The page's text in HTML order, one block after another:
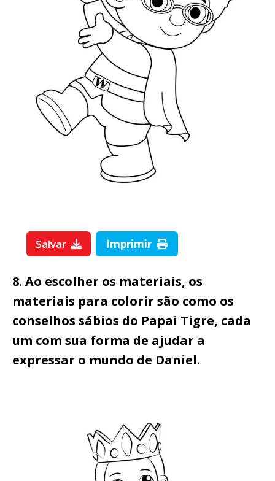
Salvar Imprimir
8. Ao escolher os materiais, os
materiais para colorir são como os
conselhos sábios do Papai Tigre, cada
um com sua forma de ajudar a
expressar o mundo de Daniel.